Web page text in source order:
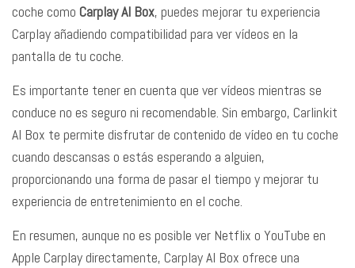
coche como Carplay AI Box, puedes mejorar tu experiencia
Carplay añadiendo compatibilidad para ver vídeos en la
pantalla de tu coche.
Es importante tener en cuenta que ver vídeos mientras se
conduce no es seguro ni recomendable. Sin embargo, Carlinkit
AI Box te permite disfrutar de contenido de vídeo en tu coche
cuando descansas o estás esperando a alguien,
proporcionando una forma de pasar el tiempo y mejorar tu
experiencia de entretenimiento en el coche.
En resumen, aunque no es posible ver Netflix o YouTube en
Apple Carplay directamente, Carplay AI Box ofrece una